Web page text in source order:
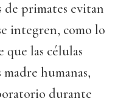
primates evitan
integren, como lo
las células
humanas,
durante